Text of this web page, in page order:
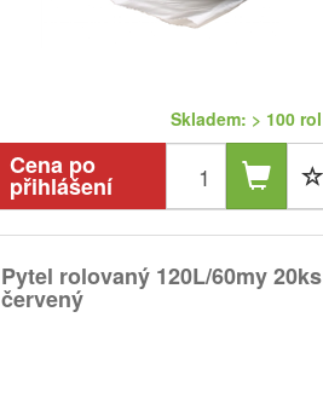
Skladem: > 100 rol
Cena po
přihlášení
Pytel rolovaný 120L/60my 20ks
červený